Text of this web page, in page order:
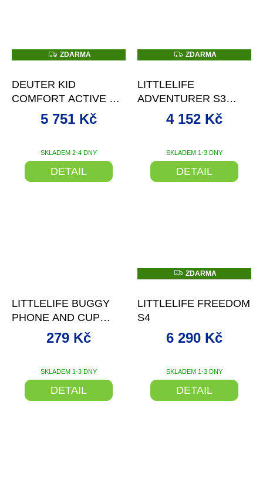
Z
D
M
A
ZDARMA
DEUTER KID
COMFORT ACTIVE SL
(3620021)
SKLADEM 2-4 DNY
5 751 Kč
DETAIL
Z
D
M
A
ZDARMA
LITTLELIFE
ADVENTURER S3
CHILD CARRIER
SKLADEM 1-3 DNY
4 152 Kč
DETAIL
LITTLELIFE BUGGY
PHONE AND CUP
HOLDER
SKLADEM 1-3 DNY
279 Kč
DETAIL
Z
D
M
ZDARMA
LITTLELIFE FREEDOM
S4
SKLADEM 1-3 DNY
6 290 Kč
DETAIL